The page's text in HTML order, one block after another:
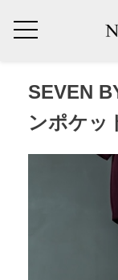
SEVEN
ンポケッ